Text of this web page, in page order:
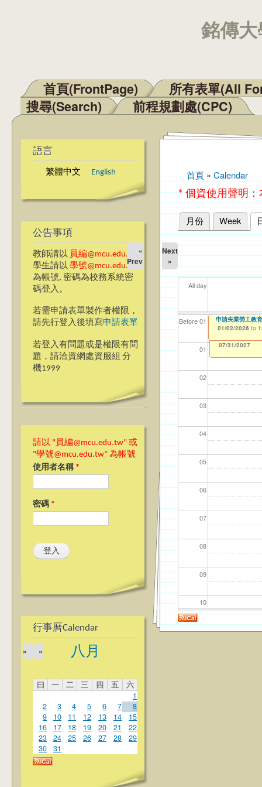
銘傳
主選單
首頁(FrontPage)
所有表單(All
搜尋(Search)
前程規劃處(CPC)
語言
繁體中文 English
公告事項
教師請以 員編@mcu.edu.tw
學生請以 學號@mcu.edu.tw
為帳號, 密碼為校務系統密
碼登入。
若需申請表單製作者權限，
請先行登入後填寫申請表單
若登入有問題或是權限有問
題，請洽資網處資服組 分
機1999
請以 "員編@mcu.edu.tw" 或
"學號@mcu.edu.tw" 為帳號
使用者名稱 *
密碼 *
行事曆Calendar
八月
«
»
曰 一 二 三 四 五
六
1
2
3 4 5 6 7
8
9
10 11 12 13 14
15
16
17 18 19 20 21
22
23
24 25 26 27 28
29
30
31
您在這裡
首頁 » Calendar
* 個資使用聲明
主要索引標籤
月份 Week
«
Prev
Next
»
All day
Before 01
01
02
03
04
05
06
07
08
09
10
11
【資網處】
整合系統～表單
12/31/2027
【財務處】工讀
11/12/2021 to
【財務處】漏打
錄
07/31/2027
114
04/
114
02/
114
03/
【學
07/
教務
11/
115學年第1學期
01/01/2026 to
申請失業勞工教
01/02/2026 to